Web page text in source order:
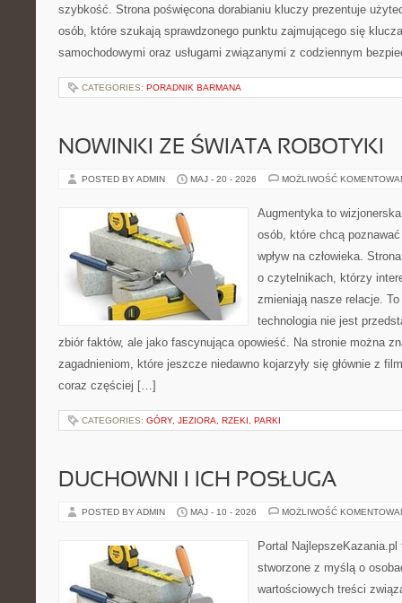
szybkość. Strona poświęcona dorabianiu kluczy prezentuje
osób, które szukają sprawdzonego punktu zajmującego się
samochodowymi oraz usługami związanymi z codziennym
CATEGORIES: PORADNIK BARMANA
NOWINKI ZE ŚWIATA ROBOTYKI
POSTED BY ADMIN MAJ - 20 - 2026 MOŻLIWOŚĆ
Augmentyka to
osób, które chcą
wpływ na człowieka.
o czytelnikach, którzy
zmieniają nasze relacje.
technologia nie jest
zbiór faktów, ale jako fascynująca opowieść. Na stronie można
zagadnieniom, które jeszcze niedawno kojarzyły się głównie z
coraz częściej […]
CATEGORIES: GÓRY, JEZIORA, RZEKI, PARKI
DUCHOWNI I ICH POSŁUGA
POSTED BY ADMIN MAJ - 10 - 2026 MOŻLIWOŚĆ
Portal
stworzone z myślą o
wartościowych treści